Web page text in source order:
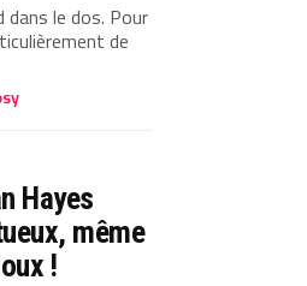
le dos. Pour
de
Hayes
même
!